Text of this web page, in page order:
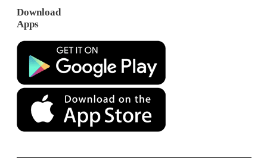
Download
Apps